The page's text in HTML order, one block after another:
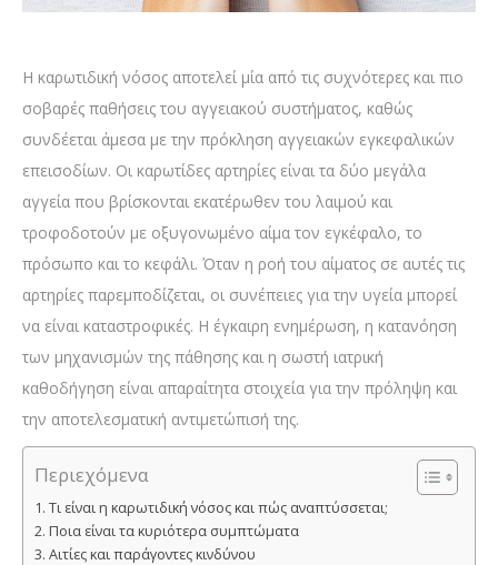
Η καρωτιδική νόσος αποτελεί μία από τις συχνότερες και πιο
σοβαρές παθήσεις του αγγειακού συστήματος, καθώς
συνδέεται άμεσα με την πρόκληση αγγειακών εγκεφαλικών
επεισοδίων. Οι καρωτίδες αρτηρίες είναι τα δύο μεγάλα
αγγεία που βρίσκονται εκατέρωθεν του λαιμού και
τροφοδοτούν με οξυγονωμένο αίμα τον εγκέφαλο, το
πρόσωπο και το κεφάλι. Όταν η ροή του αίματος σε αυτές τις
αρτηρίες παρεμποδίζεται, οι συνέπειες για την υγεία μπορεί
να είναι καταστροφικές. Η έγκαιρη ενημέρωση, η κατανόηση
των μηχανισμών της πάθησης και η σωστή ιατρική
καθοδήγηση είναι απαραίτητα στοιχεία για την πρόληψη και
την αποτελεσματική αντιμετώπισή της.
Περιεχόμενα
Τι είναι η καρωτιδική νόσος και πώς αναπτύσσεται;
Ποια είναι τα κυριότερα συμπτώματα
Αιτίες και παράγοντες κινδύνου